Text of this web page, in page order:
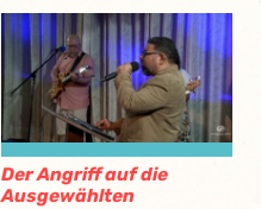
Der Angriff auf die
Ausgewählten